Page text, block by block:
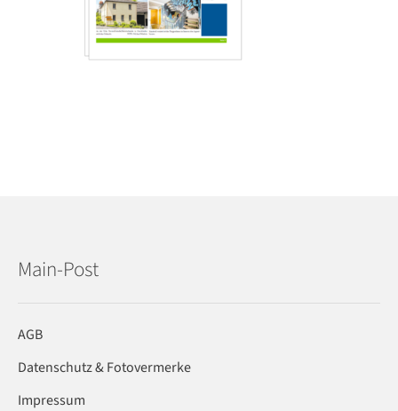
Main-Post
AGB
Datenschutz & Fotovermerke
Impressum